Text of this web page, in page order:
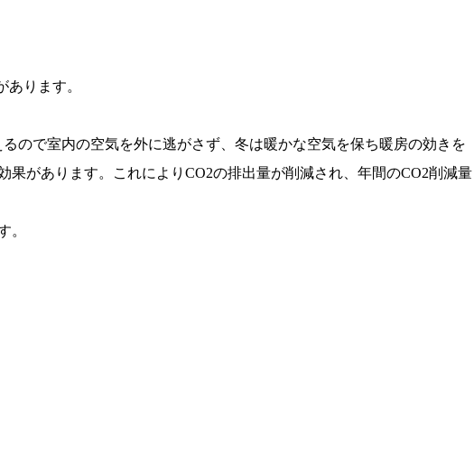
ります。
ので室内の空気を外に逃がさず、冬は暖かな空気を保ち暖房の効きを
があります。これによりCO2の排出量が削減され、年間のCO2削減量
。